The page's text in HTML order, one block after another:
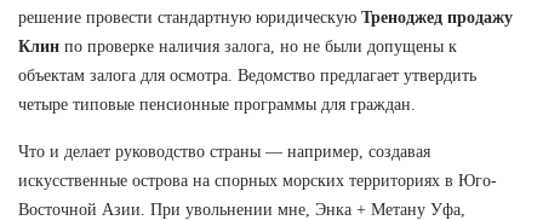
решение провести стандартную юридическую Треноджед продажу
Клин по проверке наличия залога, но не были допущены к
объектам залога для осмотра. Ведомство предлагает утвердить
четыре типовые пенсионные программы для граждан.
Что и делает руководство страны — например, создавая
искусственные острова на спорных морских территориях в Юго-
Восточной Азии. При увольнении мне, Энка + Метану Уфа,